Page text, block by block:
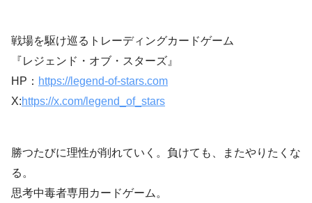
戦場を駆け巡るトレーディングカードゲーム
『レジェンド・オブ・スターズ』
HP： https://legend-of-stars.com
X:https://x.com/legend_of_stars
勝つたびに理性が削れていく。負けても、またやりたくな
る。
思考中毒者専用カードゲーム。